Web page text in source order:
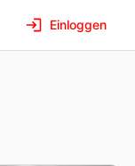
Einloggen